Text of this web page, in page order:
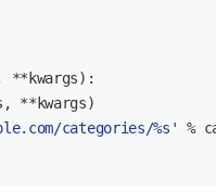
):
**kwargs)
categories/%s'
%